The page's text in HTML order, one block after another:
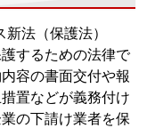
法（保護法）
するための法律で
容の書面交付や報
置などが義務付け
の下請け業者を保